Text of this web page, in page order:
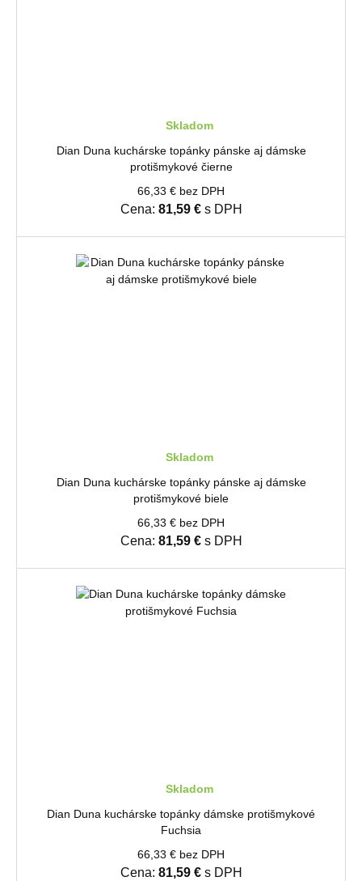
Skladom
Dian Duna kuchárske topánky pánske aj dámske
protišmykové čierne
66,33 € bez DPH
Cena: 81,59 €s DPH
Skladom
Dian Duna kuchárske topánky pánske aj dámske
protišmykové biele
66,33 € bez DPH
Cena: 81,59 €s DPH
Skladom
Dian Duna kuchárske topánky dámske protišmykové
Fuchsia
66,33 € bez DPH
Cena: 81,59 €s DPH